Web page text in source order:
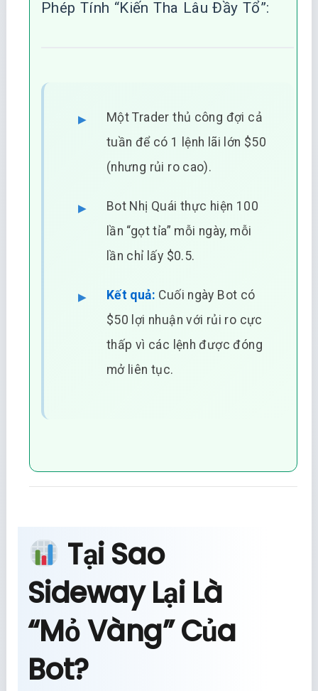
Phép Tính “Kiến Tha Lâu Đầy Tổ”:
Một Trader thủ công đợi cả
tuần để có 1 lệnh lãi lớn $50
(nhưng rủi ro cao).
Bot Nhị Quái thực hiện 100
lần “gọt tỉa” mỗi ngày, mỗi
lần chỉ lấy $0.5.
Kết quả: Cuối ngày Bot có
$50 lợi nhuận với rủi ro cực
thấp vì các lệnh được đóng
mở liên tục.
Tại Sao
Sideway Lại Là
“Mỏ Vàng” Của
Bot?